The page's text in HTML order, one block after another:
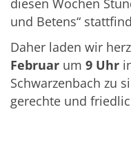
diesen Wochen
und Betens“
Daher laden wir
Februar um 9 Uhr
Schwarzenbach zu
gerechte und